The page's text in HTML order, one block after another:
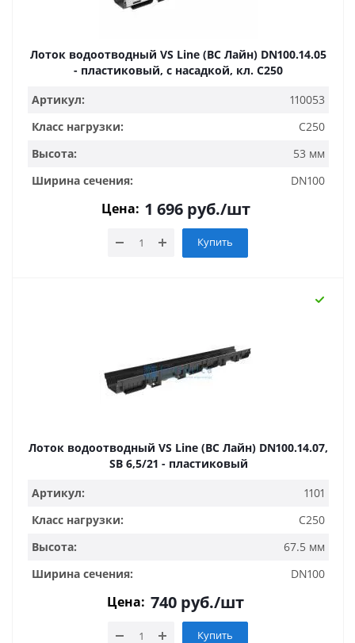
Лоток водоотводный VS Line (ВС Лайн) DN100.14.05
- пластиковый, с насадкой, кл. С250
Артикул:
110053
Класс нагрузки:
C250
Высота:
53 мм
Ширина сечения:
DN100
Цена: 1 696руб./шт
Купить
Лоток водоотводный VS Line (ВС Лайн) DN100.14.07,
SB 6,5/21 - пластиковый
Артикул:
1101
Класс нагрузки:
C250
Высота:
67.5 мм
Ширина сечения:
DN100
Цена: 740 руб./шт
Купить